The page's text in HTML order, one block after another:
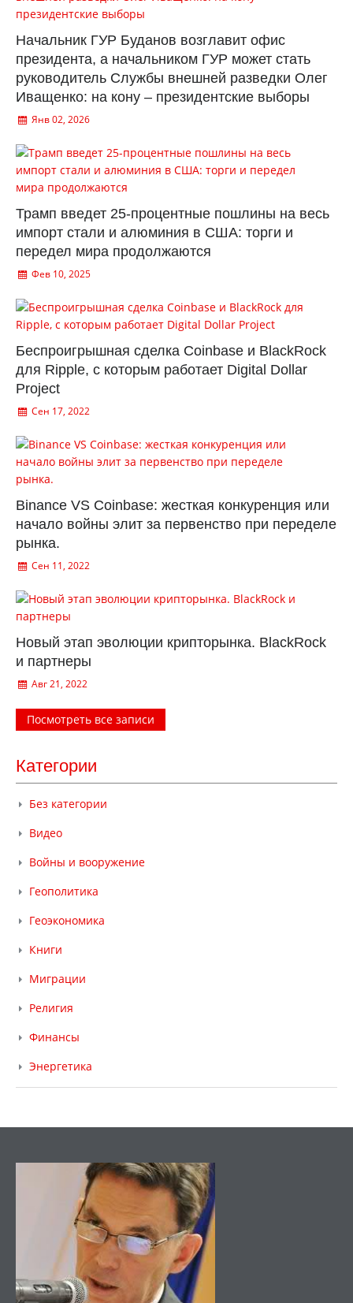
Начальник ГУР Буданов возглавит офис
президента, а начальником ГУР может стать
руководитель Службы внешней разведки Олег
Иващенко: на кону – президентские выборы
Янв 02, 2026
Трамп введет 25-процентные пошлины на весь
импорт стали и алюминия в США: торги и
передел мира продолжаются
Фев 10, 2025
Беспроигрышная сделка Coinbase и BlackRock
для Ripple, с которым работает Digital Dollar
Project
Сен 17, 2022
Binance VS Coinbase: жесткая конкуренция или
начало войны элит за первенство при переделе
рынка.
Сен 11, 2022
Новый этап эволюции крипторынка. BlackRock
и партнеры
Авг 21, 2022
Посмотреть все записи
Категории
Без категории
Видео
Войны и вооружение
Геополитика
Геоэкономика
Книги
Миграции
Религия
Финансы
Энергетика